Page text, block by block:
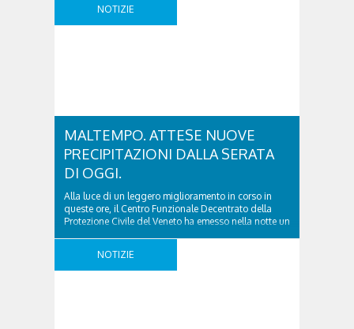
Roma per incontrarLa e farLe sentire il nostro affetto
NOTIZIE
MALTEMPO. ATTESE NUOVE
PRECIPITAZIONI DALLA SERATA
DI OGGI.
Alla luce di un leggero miglioramento in corso in
queste ore, il Centro Funzionale Decentrato della
Protezione Civile del Veneto ha emesso nella notte un
allarme) ad arancione (stato di preallarme) la
situazione in alcuni bacini idrografici del ..
NOTIZIE